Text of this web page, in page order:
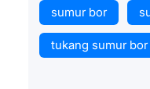
sumur bor
tukang sumur bor